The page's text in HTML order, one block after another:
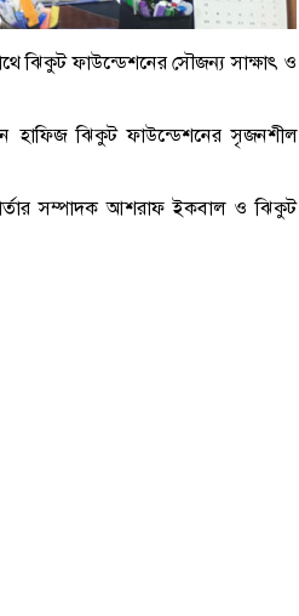
ঝিকুট ফাউন্ডেশনের সৌজন্য সাক্ষাৎ ও
হাফিজ ঝিকুট ফাউন্ডেশনের সৃজনশীল
সম্পাদক আশরাফ ইকবাল ও ঝিকুট